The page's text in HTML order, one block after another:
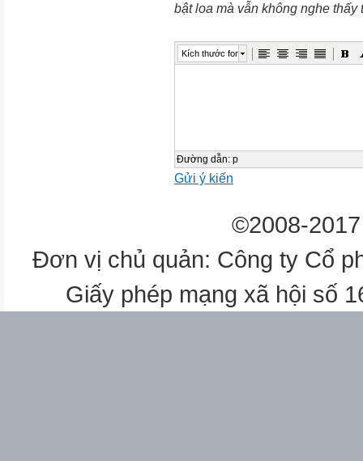
bật loa mà vẫn không nghe
Kích thước font
Đường dẫn: p
Gửi ý kiến
©2008-
Đơn vị chủ quản: Công ty Cổ
Giấy phép mạng xã hội số